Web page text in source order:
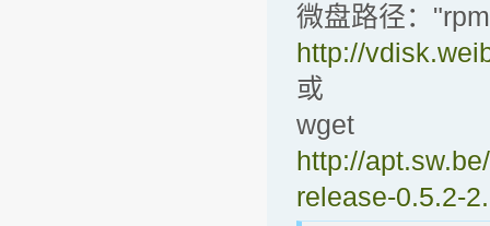
微盘路径：
http://
或
wget
http://
release-0.5.2-